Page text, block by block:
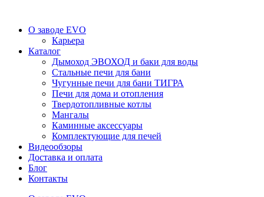
О заводе EVO
Карьера
Каталог
Дымоход ЭВОХОД и баки для воды
Стальные печи для бани
Чугунные печи для бани ТИГРА
Печи для дома и отопления
Твердотопливные котлы
Мангалы
Каминные аксессуары
Комплектующие для печей
Видеообзоры
Доставка и оплата
Блог
Контакты